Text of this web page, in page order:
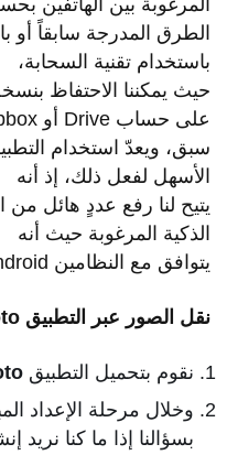
المرغوبة بين الهاتفين
الطرق المدرجة سابقاً أو
باستخدام تقنية السحابة،
حيث يمكننا الاحتفاظ
على حساب Drive أو Dropbox أو أي خدمةٍ مطابقةٍ لما
الأسهل لفعل ذلك، إذ أنه
يتيح لنا رفع عددٍ هائل من
الذكية المرغوبة حيث أنه
يتوافق مع النظامين Android و iOS.
نقل الصور عبر التطبيق
نقوم بتحميل التطبيق
وخلال مرحلة الإعداد
بسؤالنا إذا ما كنا